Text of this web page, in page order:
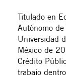
Titulado en
Autónomo
Universidad
México de
Crédito
trabajo